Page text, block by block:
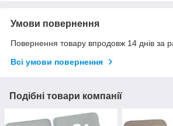
Умови повернення
Повернення товару впродовж 14 днів за
Всі умови повернення
Подібні товари компанії